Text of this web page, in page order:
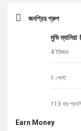
জনপ্রিয় গ্রুপ
মুভি
4 ইউজার
1 পোস্ট
113 বার
Earn Money